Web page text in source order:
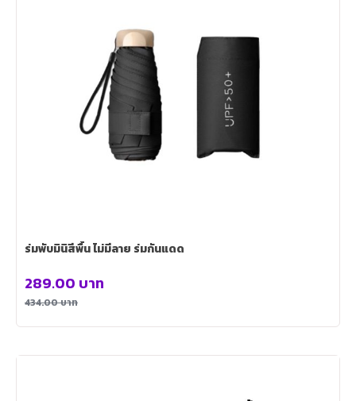
ร่มพับมินิสีพื้น ไม่มีลาย ร่มกันแดด
434.00บาท
289.00 บาท